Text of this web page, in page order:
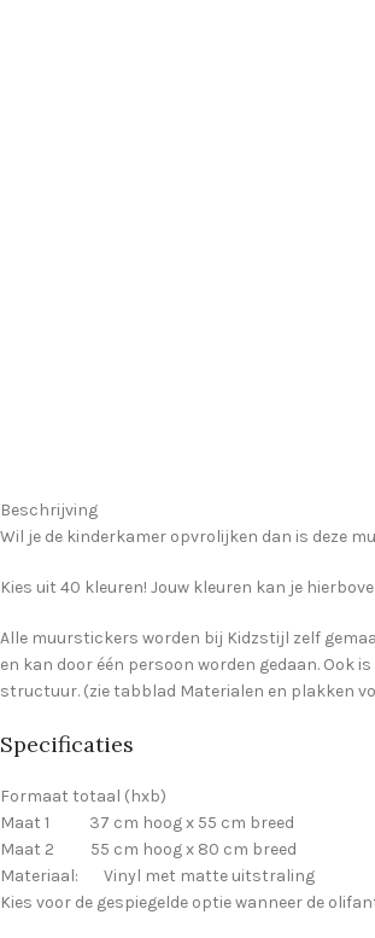
Beschrijving
Wil je de kinderkamer opvrolijken dan is deze
Kies uit 40 kleuren! Jouw kleuren kan je
Alle muurstickers worden bij Kidzstijl zelf
en kan door één persoon worden gedaan. Ook
structuur. (zie tabblad Materialen en plakken
Specificaties
Formaat totaal (hxb)
Maat 1 37 cm hoog x 55 cm breed
Maat 2 55 cm hoog x 80 cm breed
Materiaal: Vinyl met matte uitstraling
Kies voor de gespiegelde optie wanneer de